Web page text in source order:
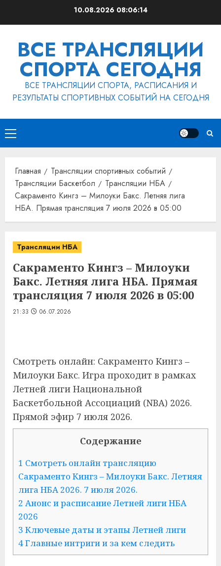
10.08.2026 08:06:15
ВСЕ ТРАНСЛЯЦИИ
СПОРТА СЕГОДНЯ
ВСЕ ТРАНСЛЯЦИИ СПОРТА, РАСПИСАНИЯ И
РЕЗУЛЬТАТЫ СПОРТИВНЫХ СОБЫТИЙ НА СЕГОДНЯ
Основное
меню
Главная
Трансляции спортивных событий
Трансляции Баскетбол
Трансляции НБА
Сакраменто Кингз – Милоуки Бакс. Летняя лига
НБА. Прямая трансляция 7 июля 2026 в 05:00
Трансляции НБА
Сакраменто Кингз – Милоуки
Бакс. Летняя лига НБА. Прямая
трансляция 7 июля 2026 в 05:00
21:33 06.07.2026
Смотреть онлайн: Сакраменто Кингз –
Милоуки Бакс. Игра проходит в рамках
Летней лиги Национальной
Баскетбольной Ассоциаций (NBA) 2026.
Прямой эфир 7 июля 2026.
Содержание
1 Смотреть онлайн трансляцию
Сакраменто Кингз – Милоуки Бакс. Летняя
лига НБА 2026. 7 июля 2026.
2 Анонс и расписание Летней лиги НБА
2026
3 Ключевые даты и этапы Летней лиги
4 Главные интриги и за кем следить